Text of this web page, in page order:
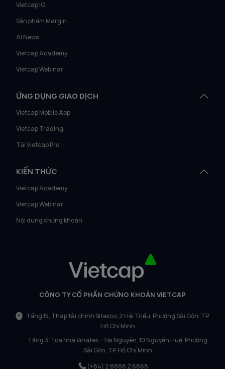
Vietcap IQ
Sản phẩm Margin
AI News
Vietcap Academy
Vietcap Webinar
ỨNG DỤNG GIAO DỊCH
Vietcap Mobile App
Vietcap Trading
Tải Vietcap Pro
KIẾN THỨC
Vietcap Academy
Vietcap Webinar
Nội dung chứng khoán
CÔNG TY CỔ PHẦN CHỨNG KHOÁN VIETCAP
Tầng 15, Tháp tài chính Bitexco, 2 Hải Triều, Phường Sài Gòn, TP.
Hồ Chí Minh
Tầng 3, Toà nhà Vinatex - Tài Nguyên, 10 Nguyễn Huệ, Phường
Sài Gòn, TP. Hồ Chí Minh
(+84) 2 8888 2 6868